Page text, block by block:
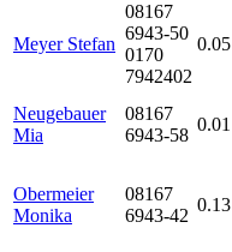
Meyer Stefan
08167
6943-50
0170
7942402
0.05
Neugebauer
Mia
08167
6943-58
0.01
Obermeier
Monika
08167
6943-42
0.13